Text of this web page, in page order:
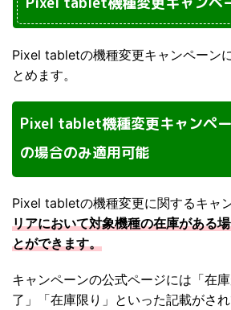
Pixel tabletの機種変更キャンペーン
とめます。
Pixel tablet機種変更キャンペ
の場合のみ適用可能
Pixel tabletの機種変更に関するキャン
リアにおいて対象機種の在庫がある
とができます。
キャンペーンの公式ページには「在
了」「在庫限り」といった記載がされ